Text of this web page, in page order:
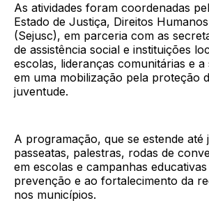
As atividades foram coordenadas
Estado de Justiça, Direitos
(Sejusc), em parceria com as
de assistência social e instituições
escolas, lideranças comunitárias e a
em uma mobilização pela proteção
juventude.
A programação, que se estende até
passeatas, palestras, rodas de
em escolas e campanhas
prevenção e ao fortalecimento da
nos municípios.